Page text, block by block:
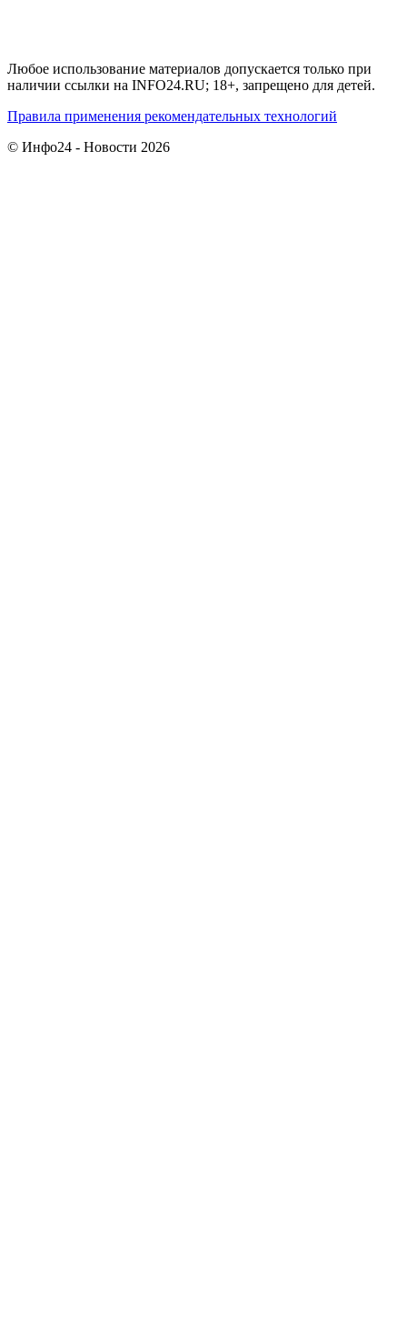
Любое использование материалов допускается только при
наличии ссылки на INFO24.RU; 18+, запрещено для детей.
Правила применения рекомендательных технологий
© Инфо24 - Новости 2026